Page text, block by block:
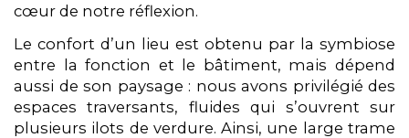
cœur de notre réflexion.
Le confort d’un lieu est obtenu par la symbiose
entre la fonction et le bâtiment, mais dépend
aussi de son paysage : nous avons privilégié des
espaces traversants, fluides qui s’ouvrent sur
plusieurs ilots de verdure. Ainsi, une large trame